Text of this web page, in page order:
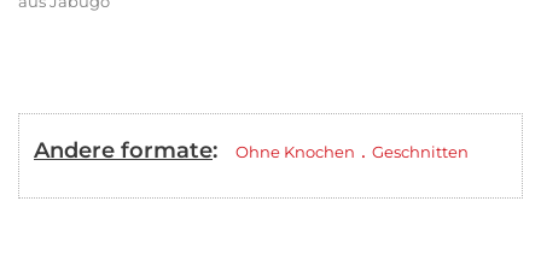
Andere formate: Ohne Knochen . Geschnitten